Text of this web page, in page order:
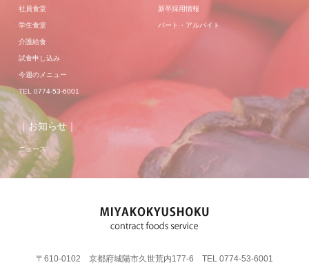
社員食堂
学生食堂
介護給食
試食申し込み
今週のメニュー
TEL 0774-53-6001
新卒採用情報
パート・アルバイト
｜お知らせ｜
ニュース
〒610-0102 京都府城陽市久世荒内177-6 TEL 0774-53-6001